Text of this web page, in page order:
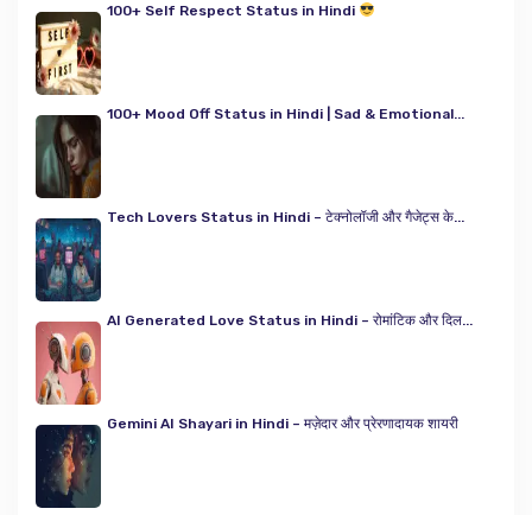
100+ Self Respect Status in Hindi
100+ Mood Off Status in Hindi | Sad & Emotional...
Tech Lovers Status in Hindi – टेक्नोलॉजी और गैजेट्स के...
AI Generated Love Status in Hindi – रोमांटिक और दिल...
Gemini AI Shayari in Hindi – मज़ेदार और प्रेरणादायक शायरी